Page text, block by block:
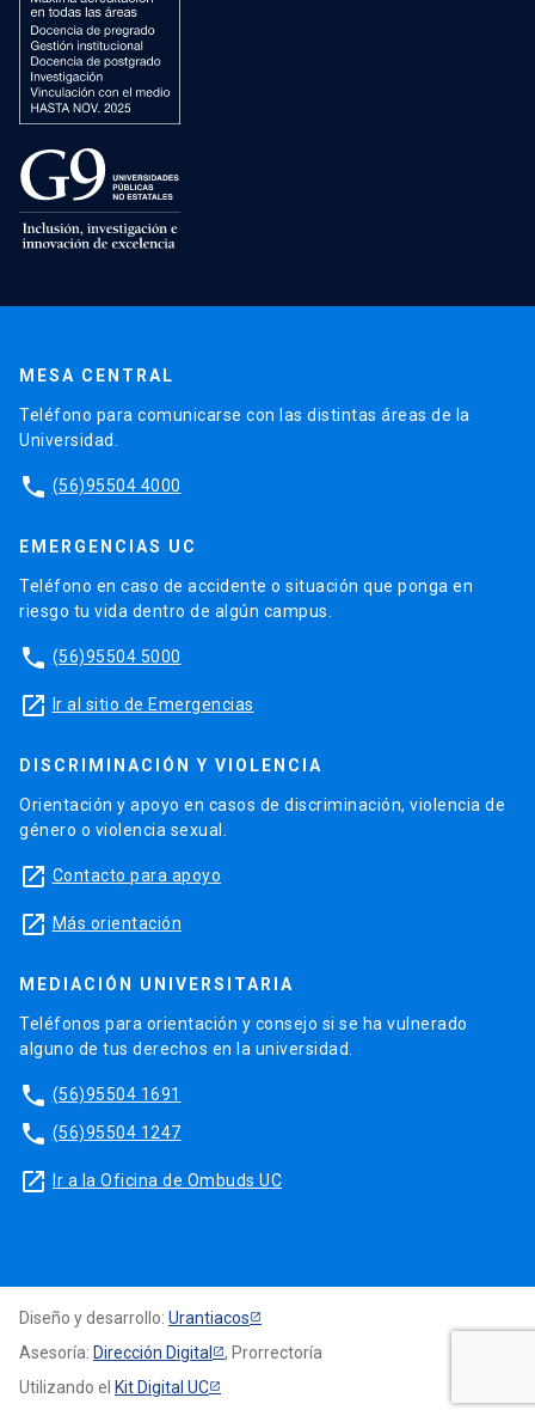
MESA CENTRAL
Teléfono para comunicarse con las distintas áreas de la
Universidad.
phone (56)95504 4000
EMERGENCIAS UC
Teléfono en caso de accidente o situación que ponga en
riesgo tu vida dentro de algún campus.
phone (56)95504 5000
launch Ir al sitio de Emergencias
DISCRIMINACIÓN Y VIOLENCIA
Orientación y apoyo en casos de discriminación, violencia de
género o violencia sexual.
launch Contacto para apoyo
launch Más orientación
MEDIACIÓN UNIVERSITARIA
Teléfonos para orientación y consejo si se ha vulnerado
alguno de tus derechos en la universidad.
phone (56)95504 1691
phone (56)95504 1247
launch Ir a la Oficina de Ombuds UC
Diseño y desarrollo: Urantiacos
Asesoría: Dirección Digital
, Prorrectoría
Utilizando el Kit Digital UC